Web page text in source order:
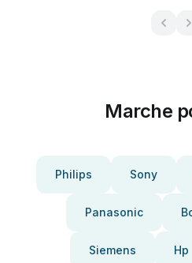
Marche
Philips Sony
Panasonic
Siemens Hp